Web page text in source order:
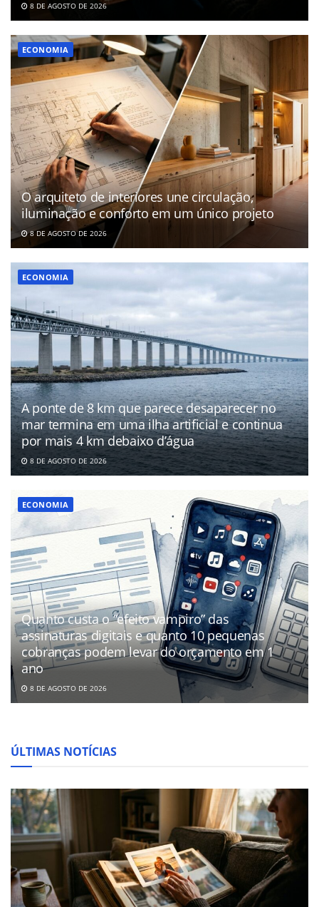
8 DE AGOSTO DE 2026
ECONOMIA
O arquiteto de interiores une circulação,
iluminação e conforto em um único projeto
8 DE AGOSTO DE 2026
ECONOMIA
A ponte de 8 km que parece desaparecer no
mar termina em uma ilha artificial e continua
por mais 4 km debaixo d’água
8 DE AGOSTO DE 2026
ECONOMIA
Quanto custa o “efeito vampiro” das
assinaturas digitais e quanto 10 pequenas
cobranças podem levar do orçamento em 1
ano
8 DE AGOSTO DE 2026
ÚLTIMAS NOTÍCIAS